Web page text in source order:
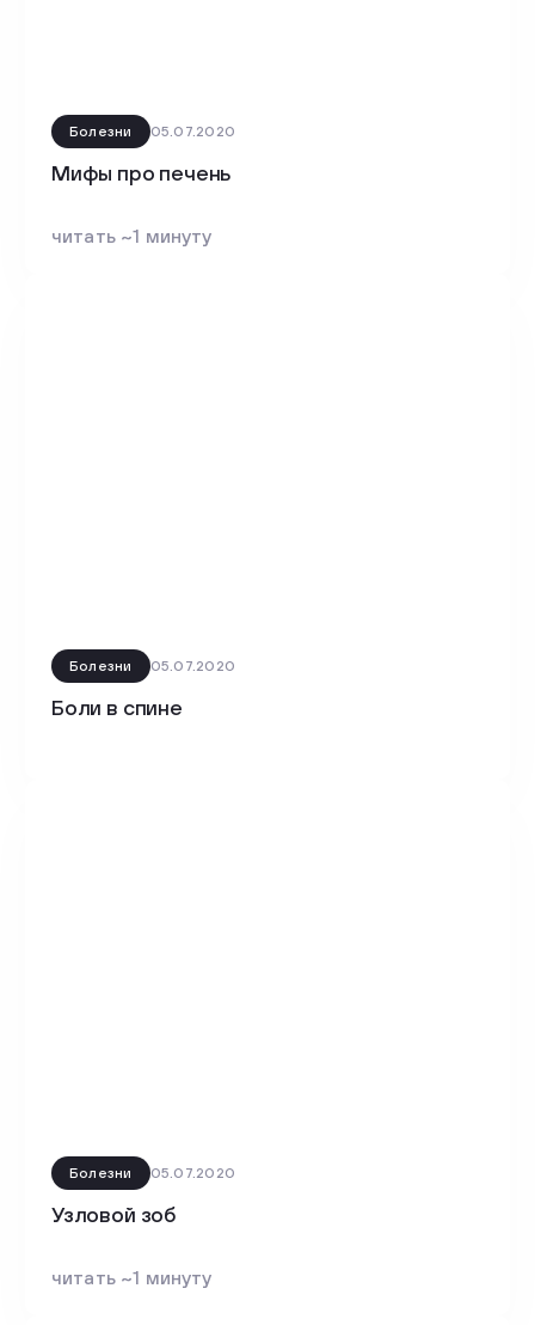
Болезни 05.07.2020
Мифы про печень
читать ~1 минуту
Болезни 05.07.2020
Боли в спине
Болезни 05.07.2020
Узловой зоб
читать ~1 минуту